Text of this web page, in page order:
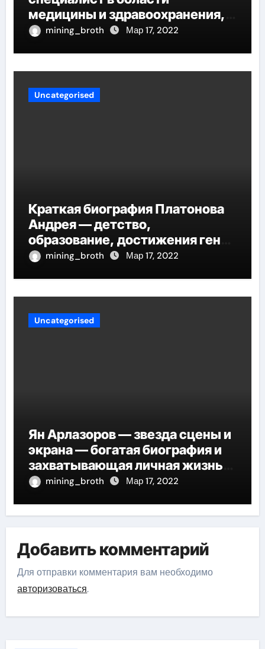
медицины и здравоохранения,
автор многочисленных научных
mining_broth Мар 17, 2022
Uncategorised
Краткая биография Платонова
Андрея — детство,
образование, достижения гения
русской литературы
mining_broth Мар 17, 2022
Uncategorised
Ян Арлазоров — звезда сцены и
экрана — богатая биография и
захватывающая личная жизнь
великого актера
mining_broth Мар 17, 2022
Добавить комментарий
Для отправки комментария вам необходимо
авторизоваться.